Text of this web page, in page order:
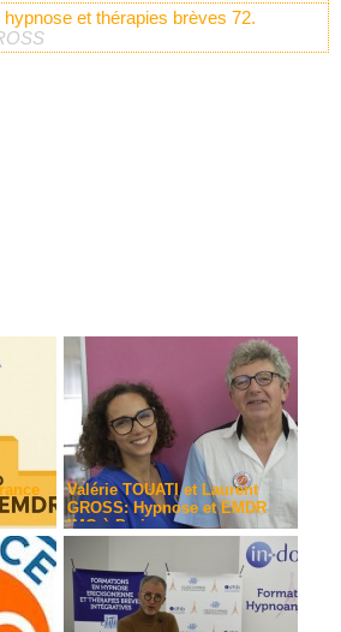
et thérapies brèves 72.
Valérie TOUATI et Laurent
GROSS: Hypnose et EMDR
IMO à Paris